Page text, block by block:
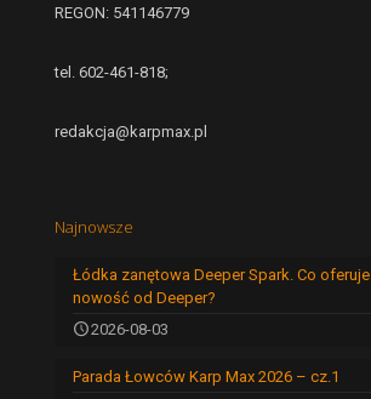
REGON: 541146779
tel. 602-461-818;
redakcja@karpmax.pl
Najnowsze
Łódka zanętowa Deeper Spark. Co oferuje
nowość od Deeper?
2026-08-03
Parada Łowców Karp Max 2026 – cz.1